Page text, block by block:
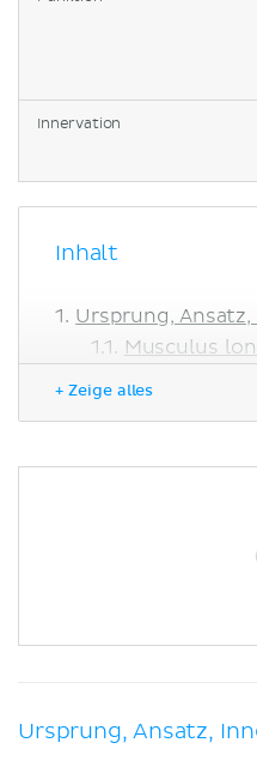
Innervation
Inhalt
Ursprung,
Musculus
Funktion
+ Zeige alles
Ursprung, Ansatz,